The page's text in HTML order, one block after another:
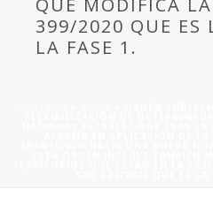
QUE MODIFICA
399/2020 QUE ES
LA FASE 1.